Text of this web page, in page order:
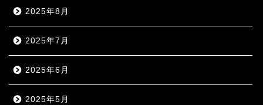
2025年8月
2025年7月
2025年6月
2025年5月